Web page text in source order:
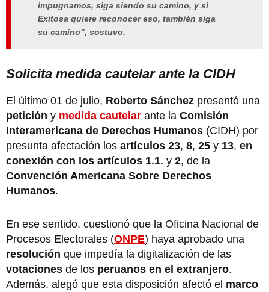
impugnamos, siga siendo su camino, y si
Exitosa quiere reconocer eso, también siga
su camino", sostuvo.
Solicita medida cautelar ante la CIDH
El último 01 de julio, Roberto Sánchez presentó una
petición y medida cautelar ante la Comisión
Interamericana de Derechos Humanos (CIDH) por
presunta afectación los artículos 23, 8, 25 y 13, en
conexión con los artículos 1.1. y 2, de la
Convención Americana Sobre Derechos
Humanos.
En ese sentido, cuestionó que la Oficina Nacional de
Procesos Electorales (ONPE) haya aprobado una
resolución que impedía la digitalización de las
votaciones de los peruanos en el extranjero.
Además, alegó que esta disposición afectó el marco